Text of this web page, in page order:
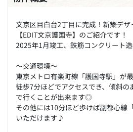
文京区目白台2丁目に完成！新築デザ
【EDIT文京護国寺】のご紹介です！
2025年1月竣工、鉄筋コンクリート造
～交通環境～
東京メトロ有楽町線「護国寺駅」が
徒歩7分ほどでアクセスでき、傾斜の
で行くことが出来ます◎
その他には10分ほど歩けば副都心線
いただけます♪